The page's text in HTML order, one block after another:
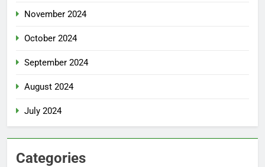
November 2024
October 2024
September 2024
August 2024
July 2024
Categories